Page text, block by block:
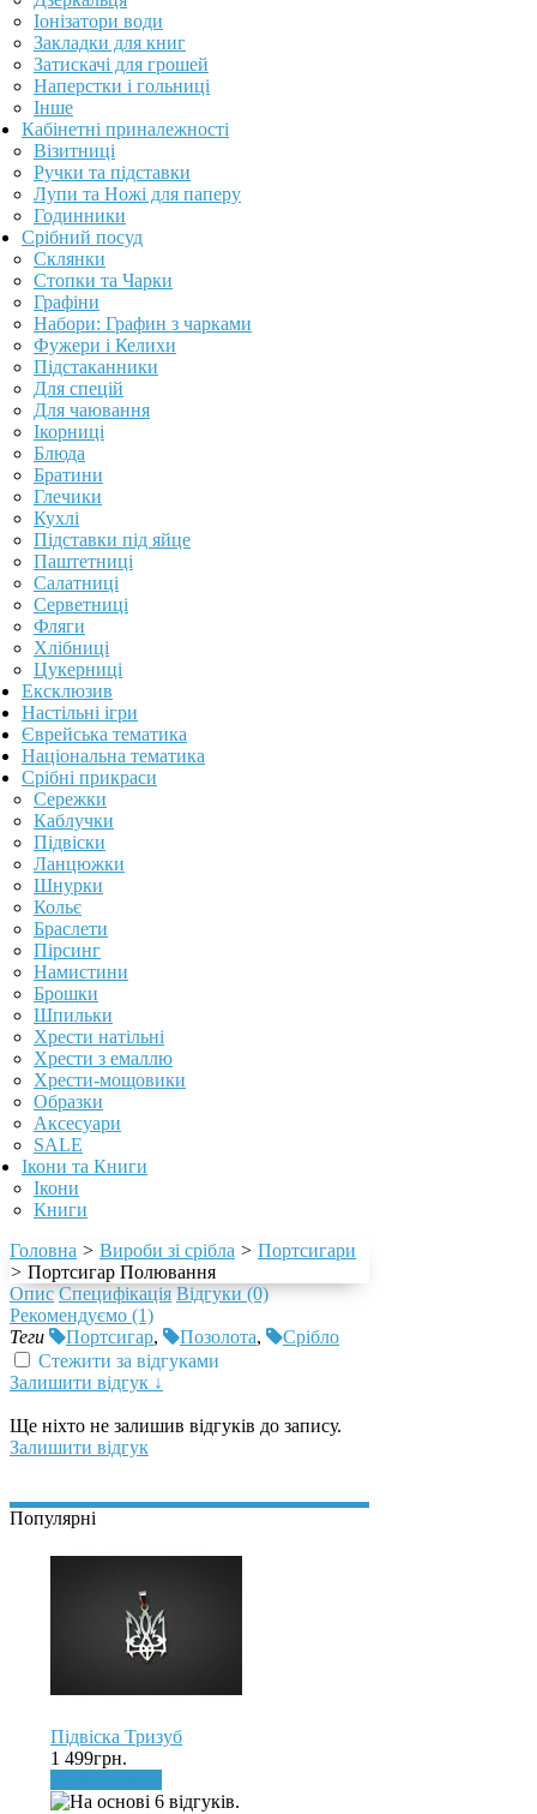
Іонізатори води
Закладки для книг
Затискачі для грошей
Наперстки і гольниці
Інше
Кабінетні приналежності
Візитниці
Ручки та підставки
Лупи та Ножі для паперу
Годинники
Срібний посуд
Склянки
Стопки та Чарки
Графіни
Набори: Графин з чарками
Фужери і Келихи
Підстаканники
Для спецій
Для чаювання
Ікорниці
Блюда
Братини
Глечики
Кухлі
Підставки під яйце
Паштетниці
Салатниці
Серветниці
Фляги
Хлібниці
Цукерниці
Ексклюзив
Настільні ігри
Єврейська тематика
Національна тематика
Срібні прикраси
Сережки
Каблучки
Підвіски
Ланцюжки
Шнурки
Кольє
Браслети
Пірсинг
Намистини
Брошки
Шпильки
Хрести натільні
Хрести з емаллю
Хрести-мощовики
Образки
Аксесуари
SALE
Ікони та Книги
Ікони
Книги
Головна > Вироби зі срібла > Портсигари
> Портсигар Полювання
Опис Специфікація Відгуки (0)
Рекомендуємо (1)
Теги
Портсигар, Позолота,
Срібло
Стежити за відгуками
Залишити відгук ↓
Ще ніхто не залишив відгуків до запису.
Залишити відгук
Популярні
Підвіска Тризуб
1 499грн.